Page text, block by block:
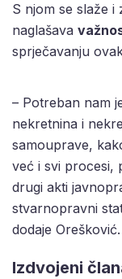
S njom se slaže i
naglašava
sprječavanju
– Potreban nam
nekretnina i
samouprave,
već i svi procesi,
drugi akti
stvarnopravni
dodaje Orešković.
Izdvojeni